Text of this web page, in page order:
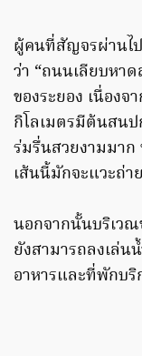
ผู้คนที่สัญจรผ่านไ
ว่า “ถนนเลียบหา
ของระยอง เนื่อง
กิโลเมตรมีต้นสน
ร่มรื่นสวยงามมา
เส้นนี้มักจะแวะถ่า
นอกจากนั้นบริเวณ
ยังสามารถลงเล่น
อาหารและที่พักบ